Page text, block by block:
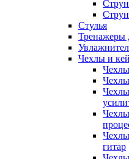
Стулья
Тренажеры
Чехлы и
гитар